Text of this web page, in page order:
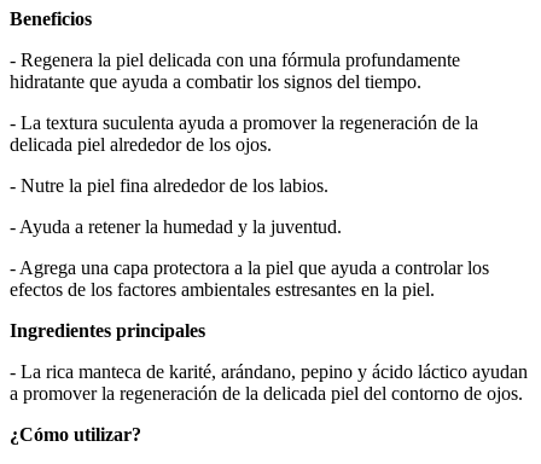
Beneficios
- Regenera la piel delicada con una fórmula profundamente
hidratante que ayuda a combatir los signos del tiempo.
- La textura suculenta ayuda a promover la regeneración de la
delicada piel alrededor de los ojos.
- Nutre la piel fina alrededor de los labios.
- Ayuda a retener la humedad y la juventud.
- Agrega una capa protectora a la piel que ayuda a controlar los
efectos de los factores ambientales estresantes en la piel.
Ingredientes principales
- La rica manteca de karité, arándano, pepino y ácido láctico ayudan
a promover la regeneración de la delicada piel del contorno de ojos.
¿Cómo utilizar?